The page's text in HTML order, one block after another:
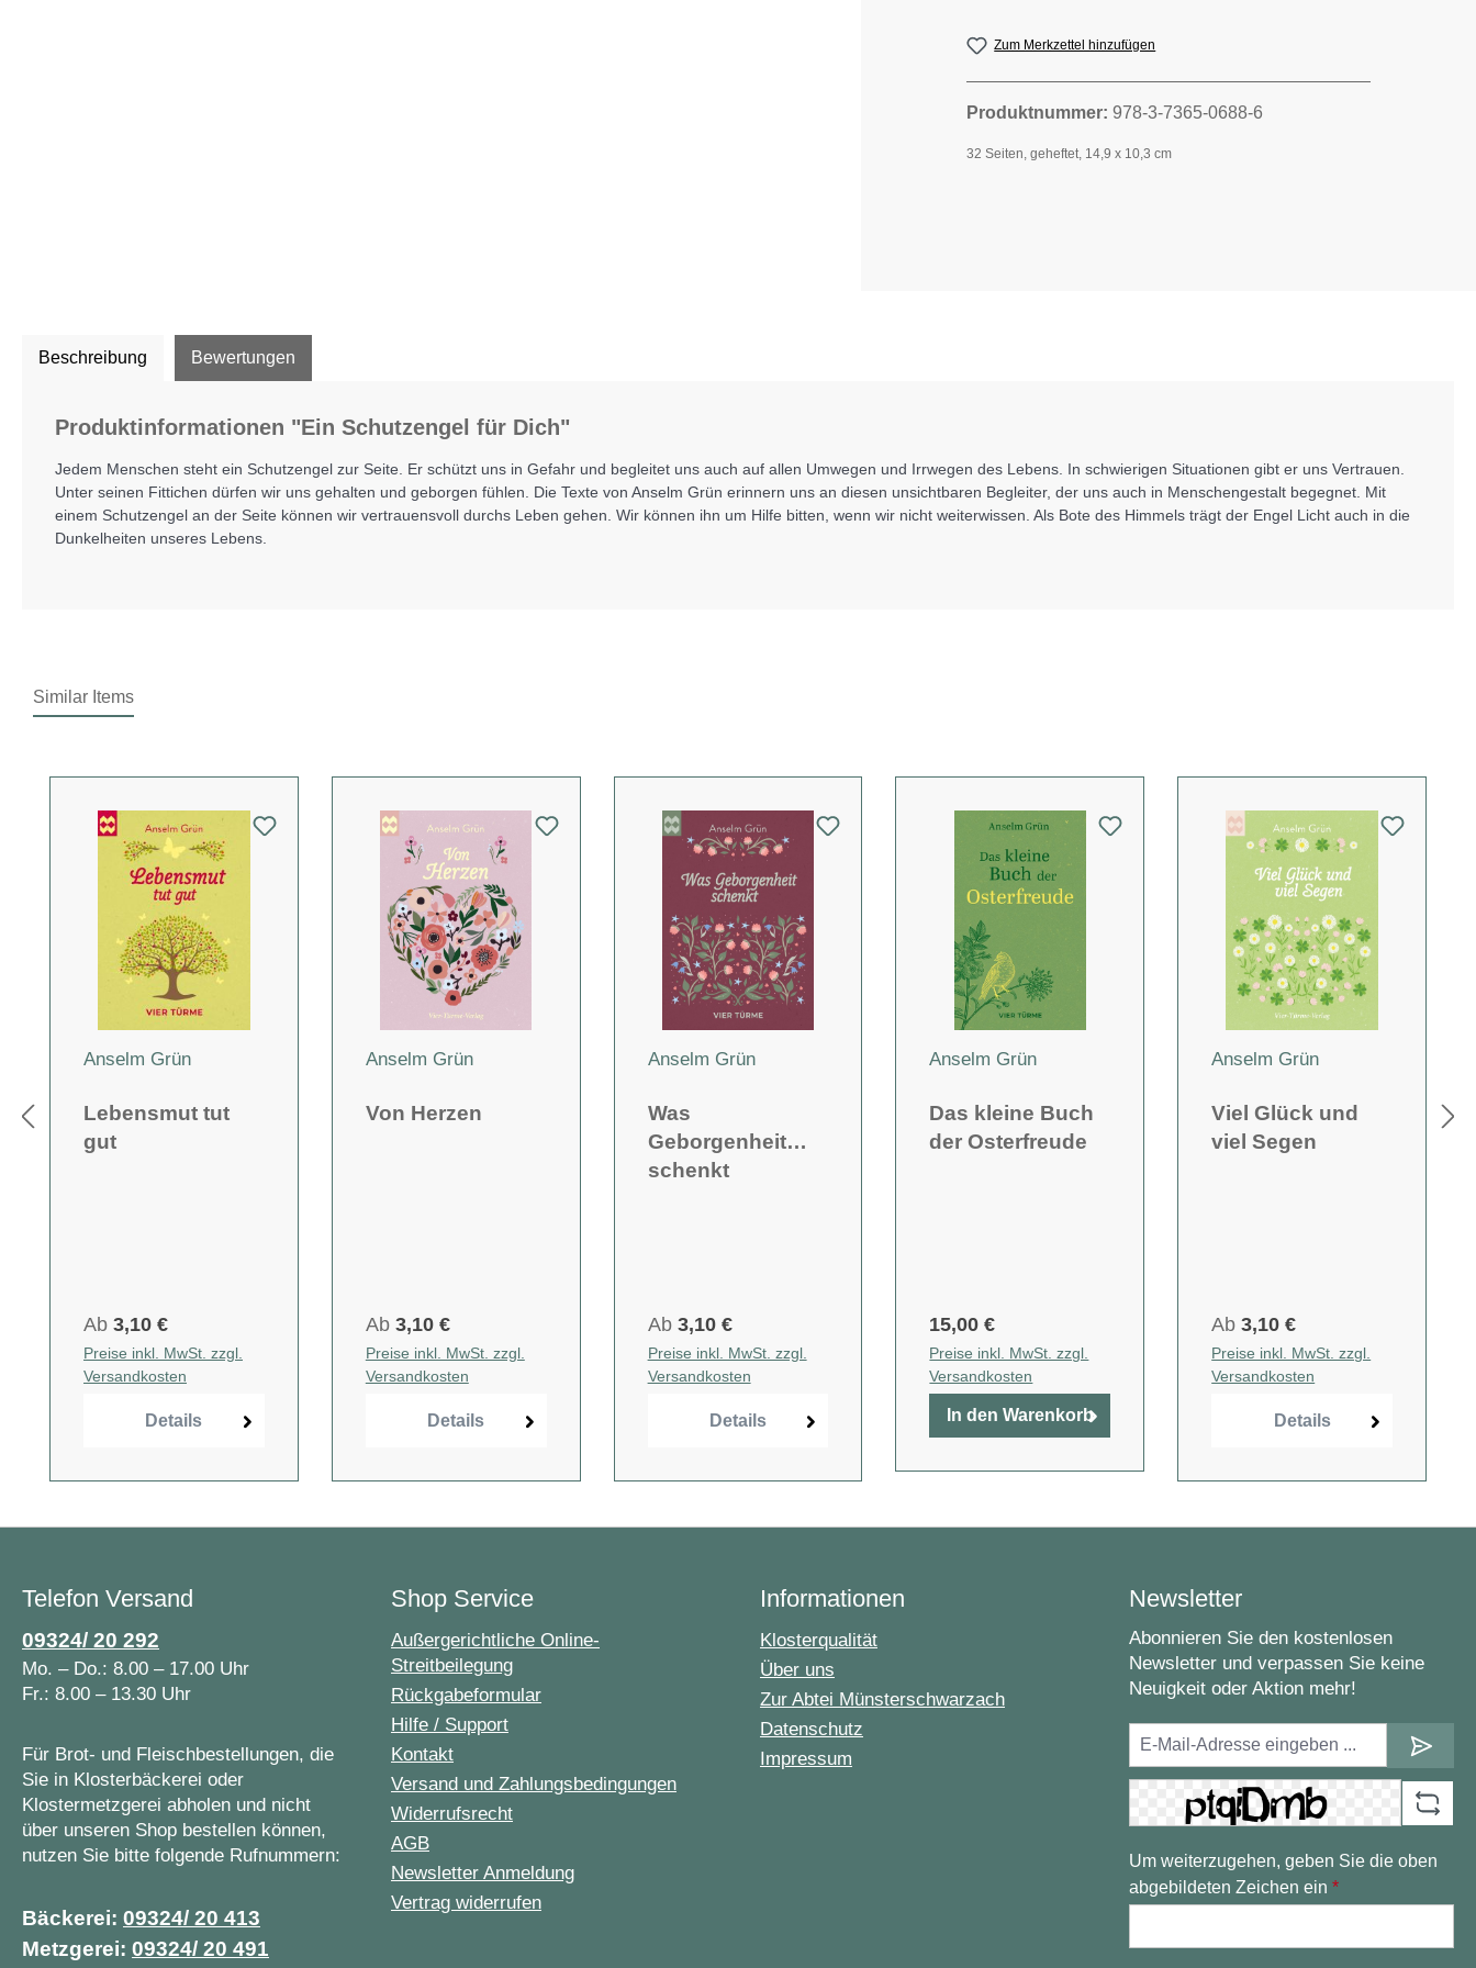
Zum Merkzettel hinzufügen
Produktnummer: 978-3-7365-0688-6
32 Seiten, geheftet, 14,9 x 10,3 cm
Beschreibung Bewertungen
Produktinformationen "Ein Schutzengel für Dich"
Jedem Menschen steht ein Schutzengel zur Seite. Er schützt uns in Gefahr und begleitet uns auch auf allen Umwegen und Irrwegen des Lebens. In schwierigen Situationen gibt er uns Vertrauen.
Unter seinen Fittichen dürfen wir uns gehalten und geborgen fühlen. Die Texte von Anselm Grün erinnern uns an diesen unsichtbaren Begleiter, der uns auch in Menschengestalt begegnet. Mit
einem Schutzengel an der Seite können wir vertrauensvoll durchs Leben gehen. Wir können ihn um Hilfe bitten, wenn wir nicht weiterwissen. Als Bote des Himmels trägt der Engel Licht auch in die
Dunkelheiten unseres Lebens.
Similar Items
Anselm Grün
Lebensmut tut
gut
Ab 3,10 €
Preise inkl. MwSt. zzgl.
Versandkosten
Details
Anselm Grün
Von Herzen
Ab 3,10 €
Preise inkl. MwSt. zzgl.
Versandkosten
Details
Anselm Grün
Was
Geborgenheit
schenkt
Ab 3,10 €
Preise inkl. MwSt. zzgl.
Versandkosten
Details
Anselm Grün
Das kleine Buch
der Osterfreude
15,00 €
Preise inkl. MwSt. zzgl.
Versandkosten
In den Warenkorb
Anselm Grün
Viel Glück und
viel Segen
Ab3,10 €
Preise inkl. MwSt. zzgl.
Versandkosten
Details
Telefon Versand
09324/ 20 292
Mo. – Do.: 8.00 – 17.00 Uhr
Fr.: 8.00 – 13.30 Uhr
Für Brot- und Fleischbestellungen, die
Sie in Klosterbäckerei oder
Klostermetzgerei abholen und nicht
über unseren Shop bestellen können,
nutzen Sie bitte folgende Rufnummern:
Bäckerei: 09324/ 20 413
Metzgerei: 09324/ 20 491
Shop Service
Außergerichtliche Online-
Streitbeilegung
Rückgabeformular
Hilfe / Support
Kontakt
Versand und Zahlungsbedingungen
Widerrufsrecht
AGB
Newsletter Anmeldung
Vertrag widerrufen
Informationen
Klosterqualität
Über uns
Zur Abtei Münsterschwarzach
Datenschutz
Impressum
Newsletter
Abonnieren Sie den kostenlosen
Newsletter und verpassen Sie keine
Neuigkeit oder Aktion mehr!
Um weiterzugehen, geben Sie die oben
abgebildeten Zeichen ein *